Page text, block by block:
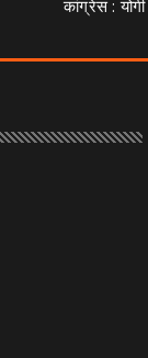
कांग्रेस : योगी